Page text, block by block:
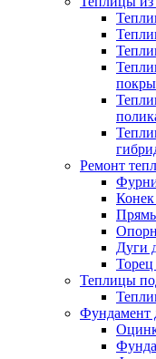
Ремонт
Дуги
Теплицы
Фундамент